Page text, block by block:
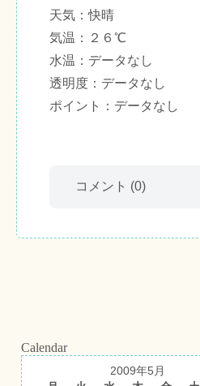
天気：快晴
気温：２６℃
水温：データなし
透明度：データなし
ポイント：データなし
コメント (0)
Calendar
2009年5月